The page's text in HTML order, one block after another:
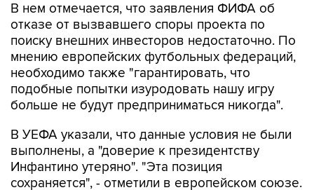
В нем отмечается, что заявления ФИФА об
отказе от вызвавшего споры проекта по
поиску внешних инвесторов недостаточно. По
мнению европейских футбольных федераций,
необходимо также "гарантировать, что
подобные попытки изуродовать нашу игру
больше не будут предприниматься никогда".
В УЕФА указали, что данные условия не были
выполнены, а "доверие к президентству
Инфантино утеряно". "Эта позиция
сохраняется", - отметили в европейском союзе.